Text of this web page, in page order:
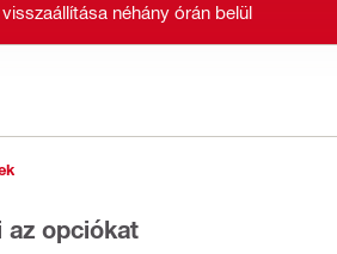
néhány órán belül
az opciókat